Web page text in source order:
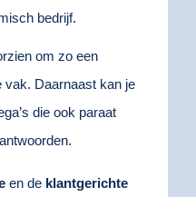
bedrijf.
om zo een
vak. Daarnaast kan je
die ook paraat
en de klantgerichte